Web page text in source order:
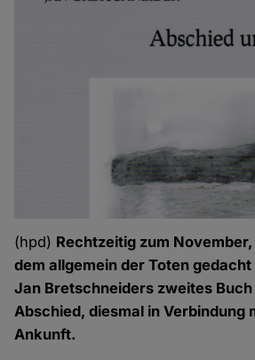
(hpd) Rechtzeitig zum
dem allgemein der Toten
Jan Bretschneiders zweites Buch
Abschied, diesmal in Verbindung
Ankunft.